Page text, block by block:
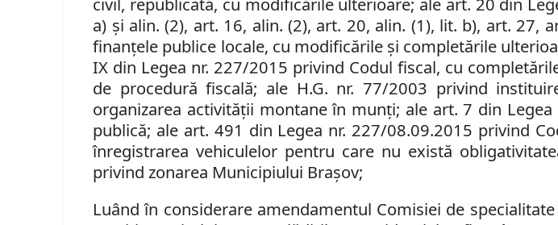
a) şi alin. (2), art. 16, alin. (2), art. 20, alin. (1), lit. b), art. 27,
finanţele publice locale, cu modificările şi completările
IX din Legea nr. 227/2015 privind Codul fiscal, cu
de procedură fiscală; ale H.G. nr. 77/2003 privind
organizarea activităţii montane în munţi; ale art. 7 din
publică; ale art. 491 din Legea nr. 227/08.09.2015 privind
înregistrarea vehiculelor pentru care nu există
privind zonarea Municipiului Braşov;
Luând în considerare amendamentul Comisiei de